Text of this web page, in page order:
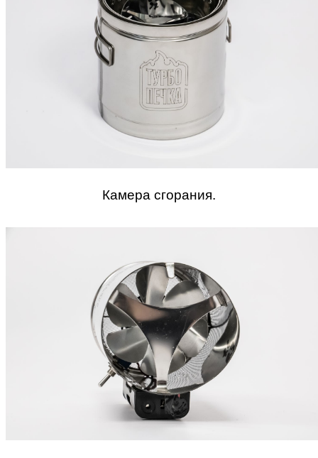
Камера сгорания.